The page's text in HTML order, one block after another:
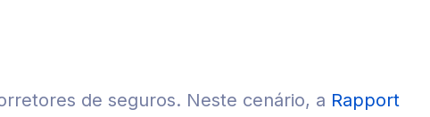
de seguros. Neste cenário, a Rapport